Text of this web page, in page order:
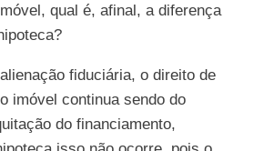
qual é, afinal, a diferença
fiduciária, o direito de
imóvel continua sendo do
do financiamento,